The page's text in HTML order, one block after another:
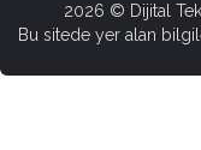
2026 © Dijital
Bu sitede yer alan